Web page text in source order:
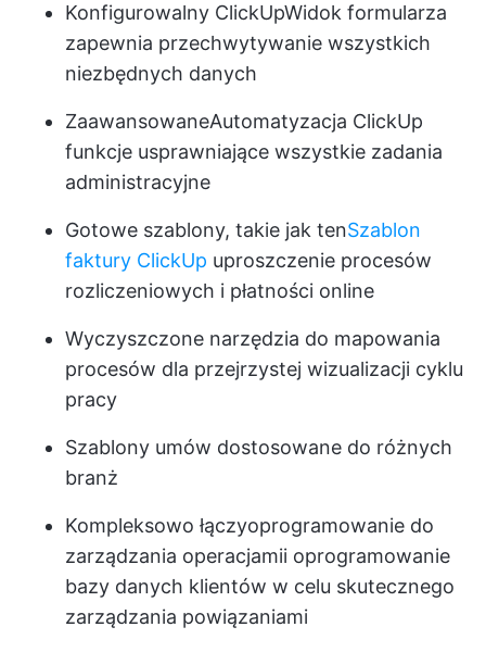
Konfigurowalny ClickUpWidok formularza
zapewnia przechwytywanie wszystkich
niezbędnych danych
ZaawansowaneAutomatyzacja ClickUp
funkcje usprawniające wszystkie zadania
administracyjne
Gotowe szablony, takie jak tenSzablon
faktury ClickUp uproszczenie procesów
rozliczeniowych i płatności online
Wyczyszczone narzędzia do mapowania
procesów dla przejrzystej wizualizacji cyklu
pracy
Szablony umów dostosowane do różnych
branż
Kompleksowo łączyoprogramowanie do
zarządzania operacjamii oprogramowanie
bazy danych klientów w celu skutecznego
zarządzania powiązaniami